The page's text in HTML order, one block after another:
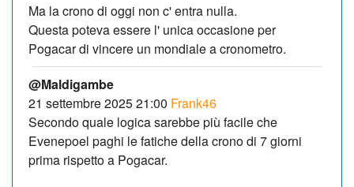
Ma la crono di oggi non c' entra nulla.
Questa poteva essere l' unica occasione per
Pogacar di vincere un mondiale a cronometro.
@Maldigambe
21 settembre 2025 21:00 Frank46
Secondo quale logica sarebbe più facile che
Evenepoel paghi le fatiche della crono di 7 giorni
prima rispetto a Pogacar.